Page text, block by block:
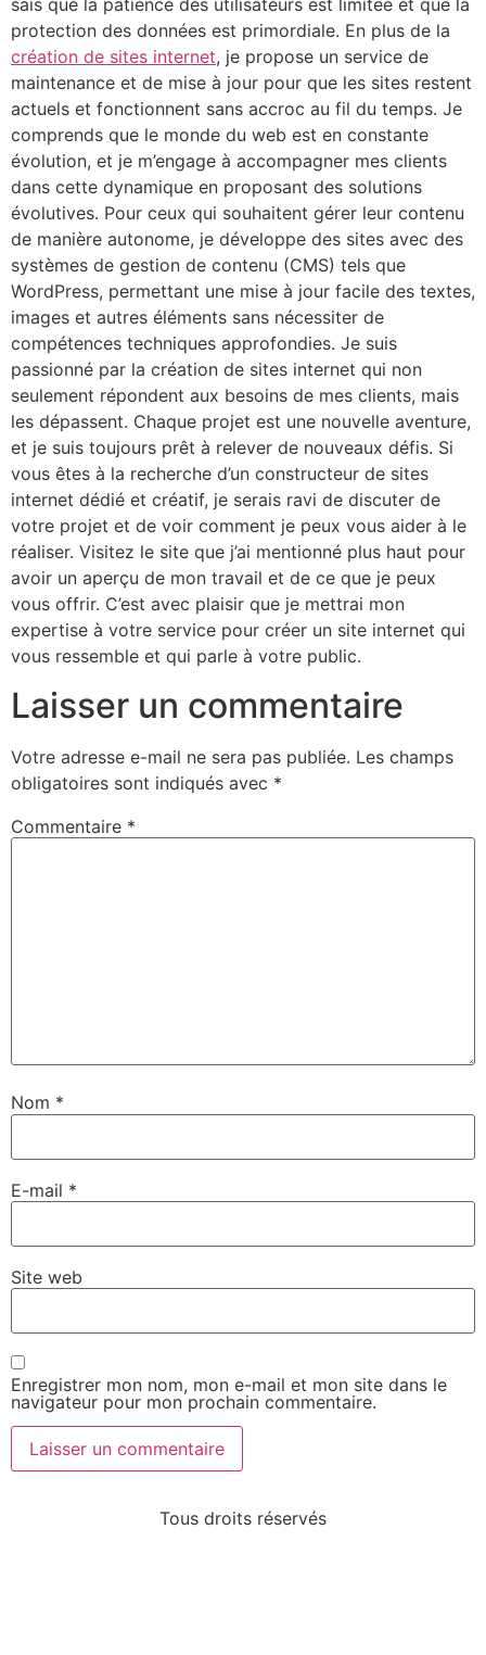
sais que la patience des utilisateurs est limitée et que la
protection des données est primordiale. En plus de la
création de sites internet, je propose un service de
maintenance et de mise à jour pour que les sites restent
actuels et fonctionnent sans accroc au fil du temps. Je
comprends que le monde du web est en constante
évolution, et je m’engage à accompagner mes clients
dans cette dynamique en proposant des solutions
évolutives. Pour ceux qui souhaitent gérer leur contenu
de manière autonome, je développe des sites avec des
systèmes de gestion de contenu (CMS) tels que
WordPress, permettant une mise à jour facile des textes,
images et autres éléments sans nécessiter de
compétences techniques approfondies. Je suis
passionné par la création de sites internet qui non
seulement répondent aux besoins de mes clients, mais
les dépassent. Chaque projet est une nouvelle aventure,
et je suis toujours prêt à relever de nouveaux défis. Si
vous êtes à la recherche d’un constructeur de sites
internet dédié et créatif, je serais ravi de discuter de
votre projet et de voir comment je peux vous aider à le
réaliser. Visitez le site que j’ai mentionné plus haut pour
avoir un aperçu de mon travail et de ce que je peux
vous offrir. C’est avec plaisir que je mettrai mon
expertise à votre service pour créer un site internet qui
vous ressemble et qui parle à votre public.
Laisser un commentaire
Votre adresse e-mail ne sera pas publiée. Les champs
obligatoires sont indiqués avec *
Commentaire *
Nom *
E-mail *
Site web
Enregistrer mon nom, mon e-mail et mon site dans le
navigateur pour mon prochain commentaire.
Tous droits réservés